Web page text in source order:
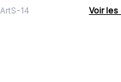
ArtS-14 Voir